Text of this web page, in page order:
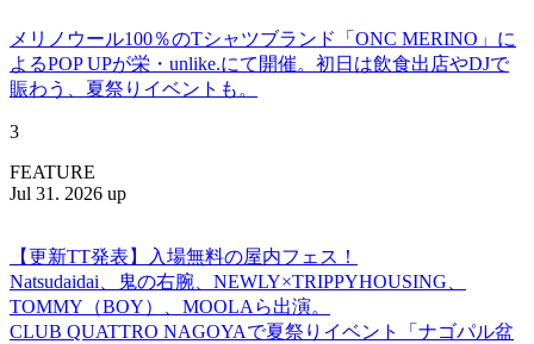
メリノウール100％のTシャツブランド「ONC MERINO」に
よるPOP UPが栄・unlike.にて開催。初日は飲食出店やDJで
賑わう、夏祭りイベントも。
3
FEATURE
Jul 31. 2026 up
【更新TT発表】入場無料の屋内フェス！
Natsudaidai、鬼の右腕、NEWLY×TRIPPYHOUSING、
TOMMY（BOY）、MOOLAら出演。
CLUB QUATTRO NAGOYAで夏祭りイベント「ナゴパル盆